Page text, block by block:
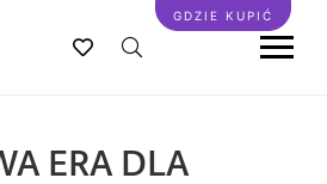
GDZIE KUPIĆ
ERA DLA